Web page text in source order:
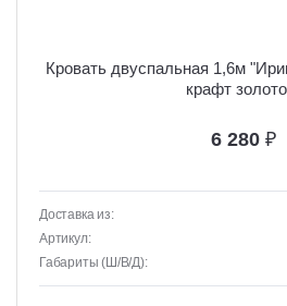
Кровать двуспальная 1,6м
крафт
6 280 ₽
Доставка из:
Артикул:
Габариты (Ш/В/Д):